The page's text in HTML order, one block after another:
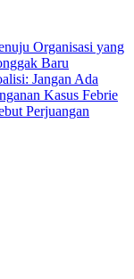
Organisasi yang
Baru
Jangan Ada
Kasus Febrie
Perjuangan